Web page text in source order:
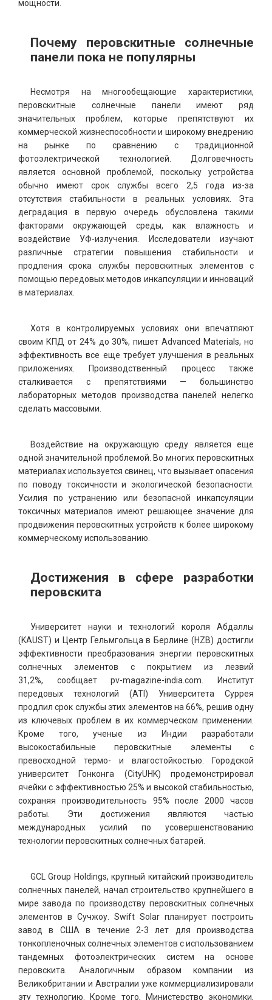
мощности.
Почему перовскитные солнечные
панели пока не популярны
Несмотря на многообещающие характеристики,
перовскитные солнечные панели имеют ряд
значительных проблем, которые препятствуют их
коммерческой жизнеспособности и широкому внедрению
на рынке по сравнению с традиционной
фотоэлектрической технологией. Долговечность
является основной проблемой, поскольку устройства
обычно имеют срок службы всего 2,5 года из-за
отсутствия стабильности в реальных условиях. Эта
деградация в первую очередь обусловлена ​​такими
факторами окружающей среды, как влажность и
воздействие УФ-излучения. Исследователи изучают
различные стратегии повышения стабильности и
продления срока службы перовскитных элементов с
помощью передовых методов инкапсуляции и инноваций
в материалах.
Хотя в контролируемых условиях они впечатляют
своим КПД от 24% до 30%, пишет Advanced Materials, но
эффективность все еще требует улучшения в реальных
приложениях. Производственный процесс также
сталкивается с препятствиями — большинство
лабораторных методов производства панелей нелегко
сделать массовыми.
Воздействие на окружающую среду является еще
одной значительной проблемой. Во многих перовскитных
материалах используется свинец, что вызывает опасения
по поводу токсичности и экологической безопасности.
Усилия по устранению или безопасной инкапсуляции
токсичных материалов имеют решающее значение для
продвижения перовскитных устройств к более широкому
коммерческому использованию.
Достижения в сфере разработки
перовскита
Университет науки и технологий короля Абдаллы
(KAUST) и Центр Гельмгольца в Берлине (HZB) достигли
эффективности преобразования энергии перовскитных
солнечных элементов с покрытием из лезвий
31,2%, сообщает pv-magazine-india.com. Институт
передовых технологий (ATI) Университета Суррея
продлил срок службы этих элементов на 66%, решив одну
из ключевых проблем в их коммерческом применении.
Кроме того, ученые из Индии разработали
высокостабильные перовскитные элементы с
превосходной термо- и влагостойкостью. Городской
университет Гонконга (CityUHK) продемонстрировал
ячейки с эффективностью 25% и высокой стабильностью,
сохраняя производительность 95% после 2000 часов
работы. Эти достижения являются частью
международных усилий по усовершенствованию
технологии перовскитных солнечных батарей.
GCL Group Holdings, крупный китайский производитель
солнечных панелей, начал строительство крупнейшего в
мире завода по производству перовскитных солнечных
элементов в Сучжоу. Swift Solar планирует построить
завод в США в течение 2-3 лет для производства
тонкопленочных солнечных элементов с использованием
тандемных фотоэлектрических систем на основе
перовскита. Аналогичным образом компании из
Великобритании и Австралии уже коммерциализировали
эту технологию. Кроме того, Министерство экономики,